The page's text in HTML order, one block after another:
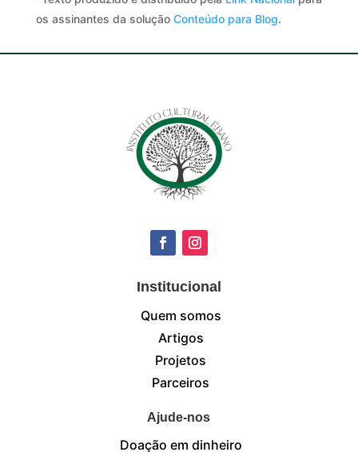
os assinantes da solução Conteúdo para Blog.
Institucional
Quem somos
Artigos
Projetos
Parceiros
Ajude-nos
Doação em dinheiro